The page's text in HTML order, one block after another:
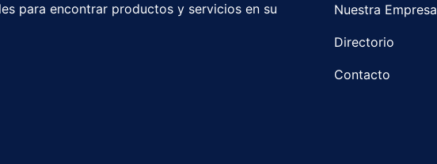
para encontrar productos y servicios en su
Nuestra Empresa
Directorio
Contacto